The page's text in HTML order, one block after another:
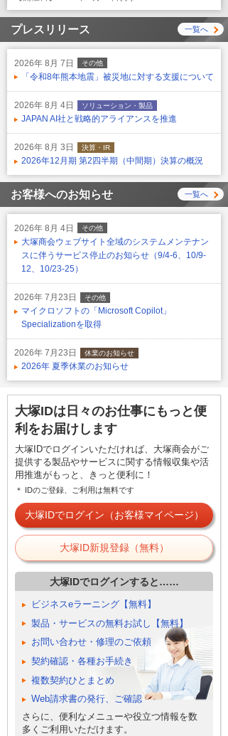
プレスリリース 一覧へ
2026年 8月 7日 その他
「令和8年熊本地震」被災地に対する支援について
2026年 8月 4日 ソリューション・製品
JAPAN AI社と戦略的アライアンスを推進
2026年 8月 3日 決算・IR
2026年12月期 第2四半期（中間期）決算の概況
お客様へのお知らせ 一覧へ
2026年 8月 4日 その他
大塚商会ウェブサイト全域のシステムメンテナン
スに伴うサービス停止のお知らせ（9/4-6、10/9-
12、10/23-25）
2026年 7月23日 その他
マイクロソフトの「Microsoft Copilot」
Specializationを取得
2026年 7月23日 休業のお知らせ
2026年 夏季休業のお知らせ
大塚IDは日々のお仕事にもっと便
利をお届けします
大塚IDでログインいただければ、大塚商会がご
提供する製品やサービスに関する情報収集や活
用推進がもっと、きっと便利に！
＊ IDのご登録、ご利用は無料です
大塚IDでログイン（お客様マイページ）
大塚ID新規登録（無料）
大塚IDでログインすると……
ビジネスeラーニング【無料】
製品・サービスの無料お試し【無料】
お問い合わせ・修理のご依頼
契約確認・各種お手続き
複数契約ひとまとめ
Web請求書の発行、ご確認
さらに、便利なメニューや役立つ情報を数
多くご利用いただけます。